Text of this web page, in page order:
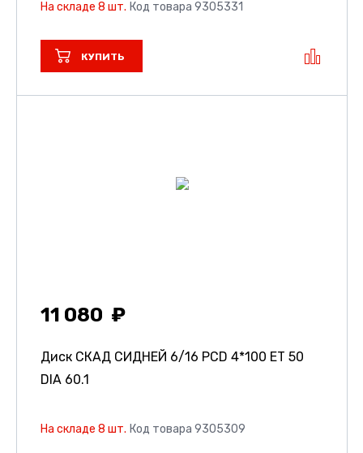
На складе 8 шт. Код товара 9305331
КУПИТЬ
11 080
Диск СКАД СИДНЕЙ 6/16 PCD 4*100 ET 50
DIA 60.1
На складе 8 шт. Код товара 9305309